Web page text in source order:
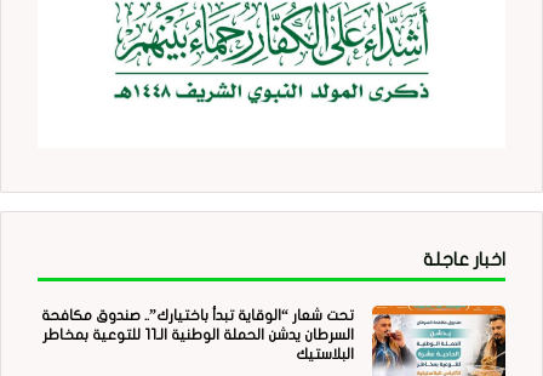
اخبار عاجلة
تحت شعار “الوقاية تبدأ باختيارك”.. صندوق مكافحة
السرطان يدشن الحملة الوطنية الـ11 للتوعية بمخاطر
البلاستيك